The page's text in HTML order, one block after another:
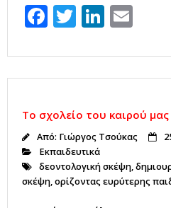
F
c
e
b
o
o
k
T
it
te
r
Li
k
e
dI
n
ai
l
Το σχολείο του καιρού μας
Από: Γιώργος Τσούκας
Εκπαιδευτικά
δεοντολογική σκέψη,
σκέψη,ορίζοντας ευρύτερης